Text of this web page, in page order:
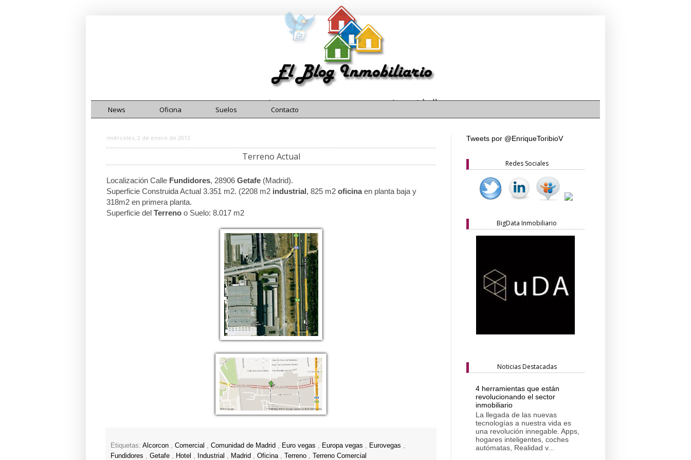
El Blog Inmobiliario
Blog Inmobiliario
News Oficina Suelos Contacto
miércoles, 2 de enero de 2013
Terreno Actual
Localización Calle Fundidores, 28906 Getafe (Madrid).
Superficie Construida Actual 3.351 m2. (2208 m2 industrial, 825 m2 oficinaen planta baja y
318m2 en primera planta.
Superficie del Terreno o Suelo: 8.017 m2
Etiquetas: Alcorcon , Comercial , Comunidad de Madrid , Euro vegas , Europa vegas , Eurovegas ,
Fundidores , Getafe , Hotel , Industrial , Madrid , Oficina , Terreno , Terreno Comercial
Tweets por @EnriqueToribioV
Redes Sociales
BigData Inmobiliario
Noticias Destacadas
4 herramientas que están
revolucionando el sector
inmobiliario
La llegada de las nuevas
tecnologías a nuestra vida es
una revolución innegable. Apps,
hogares inteligentes, coches
autómatas, Realidad v...